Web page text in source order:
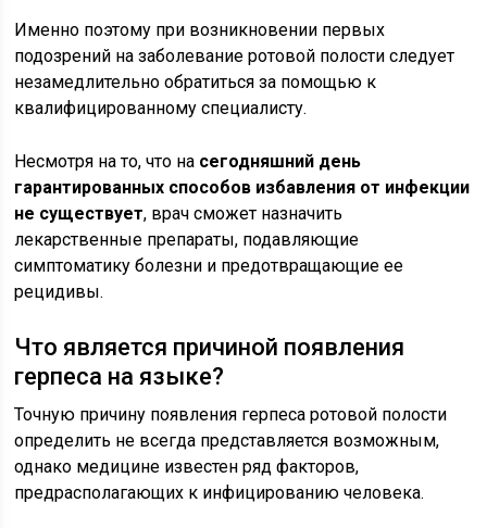
Именно поэтому при возникновении первых
подозрений на заболевание ротовой полости следует
незамедлительно обратиться за помощью к
квалифицированному специалисту.
Несмотря на то, что на сегодняшний день
гарантированных способов избавления от инфекции
не существует, врач сможет назначить
лекарственные препараты, подавляющие
симптоматику болезни и предотвращающие ее
рецидивы.
Что является причиной появления
герпеса на языке?
Точную причину появления герпеса ротовой полости
определить не всегда представляется возможным,
однако медицине известен ряд факторов,
предрасполагающих к инфицированию человека.